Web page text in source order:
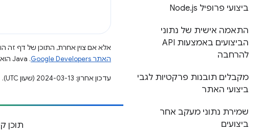
ביצועי פרופיל Node .js
התאמה אישית של נתוני
הביצועים באמצעות API
להרחבה
מקבלים תובנות פרקטיות לגבי
ביצועי האתר
שמירת נתוני מעקב אחר
ביצועים
אלא אם צוין אחרת, התוכן של דף זה
האתר Google Developers‏
.‏ Java הוא סימן מסחרי רשום של חברת Oracle ו/או של השותפים העצמאיים שלה.
עדכון אחרון: 2024-03-13 (שעון UTC).
הוספת תוכן תוכן